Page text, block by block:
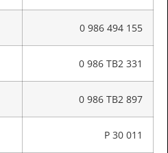
0 986 494 155
0 986 TB2 331
0 986 TB2 897
P 30 011